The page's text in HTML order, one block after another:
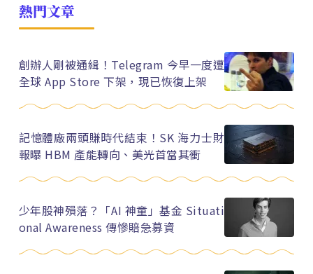
熱門文章
創辦人剛被通緝！Telegram 今早一度遭
全球 App Store 下架，現已恢復上架
記憶體廠兩頭賺時代結束！SK 海力士財
報曝 HBM 產能轉向、美光首當其衝
少年股神殞落？「AI 神童」基金 Situati
onal Awareness 傳慘賠急募資